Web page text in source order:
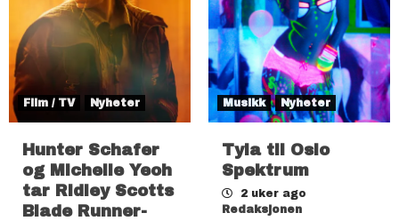
Film / TV Nyheter
Hunter Schafer
og Michelle Yeoh
tar Ridley Scotts
Blade Runner-
Musikk Nyheter
Tyla til Oslo
Spektrum
2 uker ago
Redaksjonen